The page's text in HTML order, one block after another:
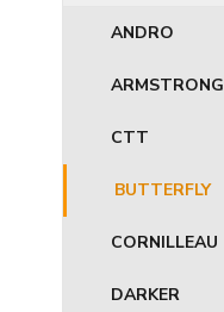
ANDRO
ARMSTRONG
CTT
BUTTERFLY
CORNILLEAU
DARKER